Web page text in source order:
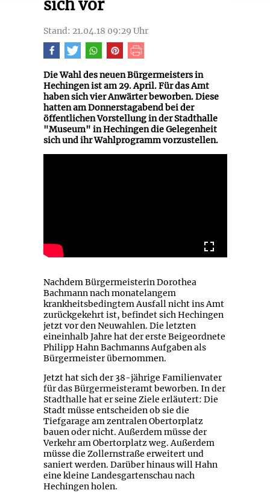
sich vor
Stand: 21.04.18 09:29 Uhr
Die Wahl des neuen Bürgermeisters in
Hechingen ist am 29. April. Für das Amt
haben sich vier Anwärter beworben. Diese
hatten am Donnerstagabend bei der
öffentlichen Vorstellung in der Stadthalle
"Museum" in Hechingen die Gelegenheit
sich und ihr Wahlprogramm vorzustellen.
Nachdem Bürgermeisterin Dorothea
Bachmann nach monatelangem
krankheitsbedingtem Ausfall nicht ins Amt
zurückgekehrt ist, befindet sich Hechingen
jetzt vor den Neuwahlen. Die letzten
eineinhalb Jahre hat der erste Beigeordnete
Philipp Hahn Bachmanns Aufgaben als
Bürgermeister übernommen.
Jetzt hat sich der 38-jährige Familienvater
für das Bürgermeisteramt beworben. In der
Stadthalle hat er seine Ziele erläutert: Die
Stadt müsse entscheiden ob sie die
Tiefgarage am zentralen Obertorplatz
bauen oder nicht. Außerdem müsse der
Verkehr am Obertorplatz weg. Außerdem
müsse die Zollernstraße erweitert und
saniert werden. Darüber hinaus will Hahn
eine kleine Landesgartenschau nach
Hechingen holen.